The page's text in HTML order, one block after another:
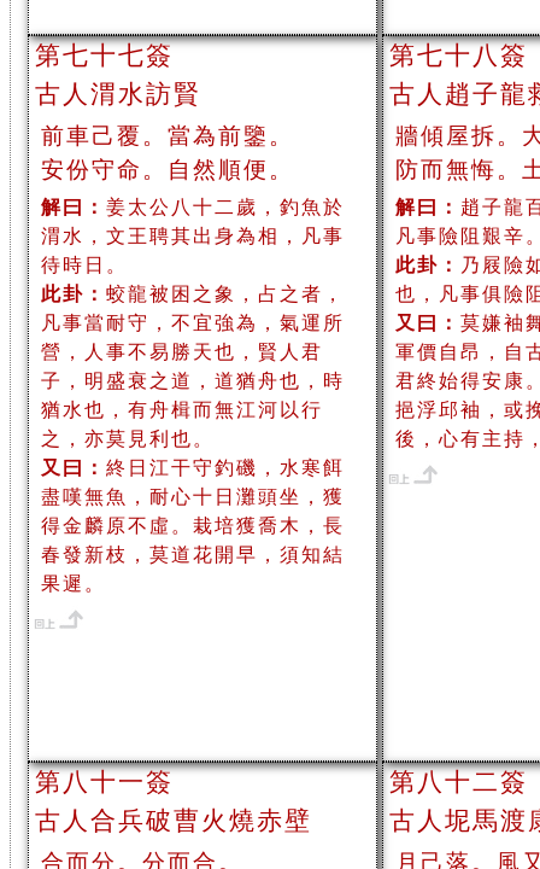
第七十七簽
古人渭水訪賢
前車己覆。當為前鑒。
安份守命。自然順便。
解曰： 姜太公八十二歲，釣魚於
渭水，文王聘其出身為相，凡事
待時日。
此卦： 蛟龍被困之象，占之者，
凡事當耐守，不宜強為，氣運所
營，人事不易勝天也，賢人君
子，明盛衰之道，道猶舟也，時
猶水也，有舟楫而無江河以行
之，亦莫見利也。
又曰： 終日江干守釣磯，水寒餌
盡嘆無魚，耐心十日灘頭坐，獲
得金麟原不虛。栽培獲喬木，長
春發新枝，莫道花開早，須知結
果遲。
第七十八簽
古人趙子龍
牆傾屋拆。
防而無悔。
解曰： 趙子龍
凡事險阻艱辛
此卦： 乃屐險
也，凡事俱險
又曰： 莫嫌袖
軍價自昂，自
君終始得安康
挹浮邱袖，或
後，心有主持
第八十一簽
古人合兵破曹火燒赤壁
合而分。分而合。
第八十二簽
古人坭馬渡
月己落。風